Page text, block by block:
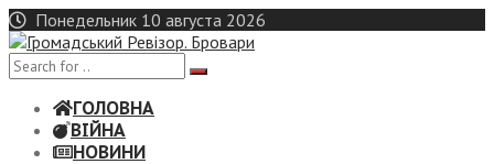
Skip
to
content
Понедельник 10 августа 2026
ГОЛОВНА
ВІЙНА
НОВИНИ